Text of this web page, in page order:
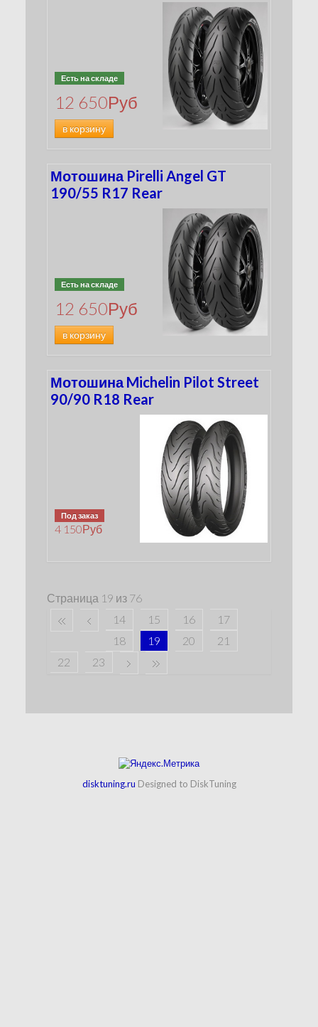
Есть на складе
12 650Руб
в корзину
Мотошина Pirelli Angel GT
190/55 R17 Rear
Есть на складе
12 650Руб
в корзину
Мотошина Michelin Pilot Street
90/90 R18 Rear
Под заказ
4 150Руб
Страница 19 из 76
14
15 16
17
18
19 20
21
22
23
disktuning.ru Designed to DiskTuning